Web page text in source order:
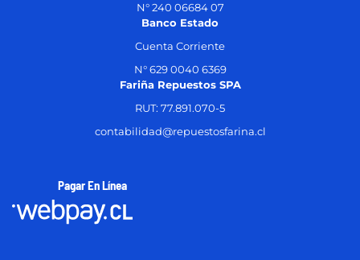
N° 240 06684 07
Banco Estado
Cuenta Corriente
N° 629 0040 6369
Fariña Repuestos SPA
RUT: 77.891.070-5
contabilidad@repuestosfarina.cl
Pagar En Línea